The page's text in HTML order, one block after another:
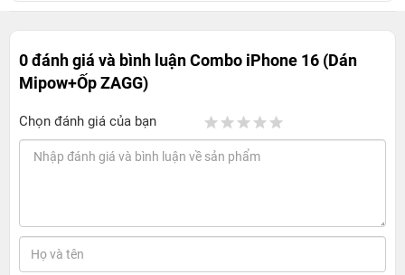
0 đánh giá và bình luậnCombo iPhone 16 (Dán
Mipow+Ốp ZAGG)
Chọn đánh giá của bạn